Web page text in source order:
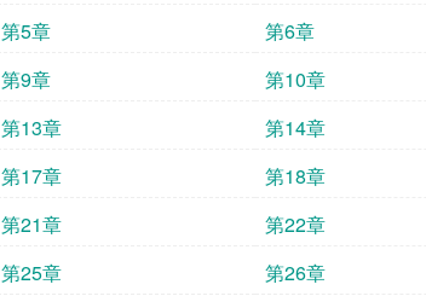
第5章
第6章
第9章
第10章
第13章
第14章
第17章
第18章
第21章
第22章
第25章
第26章